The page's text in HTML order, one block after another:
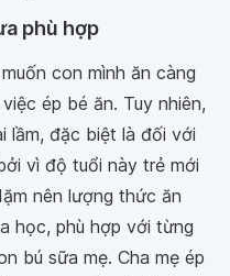
phù hợp
con mình ăn càng
ép bé ăn. Tuy nhiên,
lầm, đặc biệt là đối với
vì độ tuổi này trẻ mới
nên lượng thức ăn
học, phù hợp với từng
bú sữa mẹ. Cha mẹ ép